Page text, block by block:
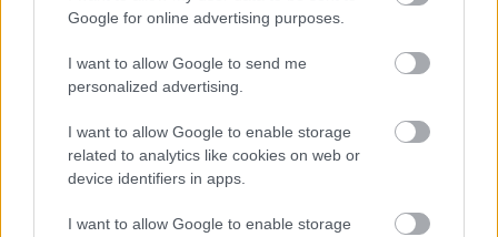
Google for online advertising purposes.
I want to allow Google to send me
personalized advertising.
I want to allow Google to enable storage
related to analytics like cookies on web or
device identifiers in apps.
I want to allow Google to enable storage